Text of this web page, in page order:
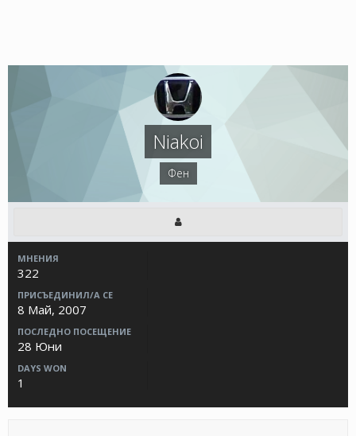
Niakoi
Фен
МНЕНИЯ
322
ПРИСЪЕДИНИЛ/А СЕ
8 Май, 2007
ПОСЛЕДНО ПОСЕЩЕНИЕ
28 Юни
DAYS WON
1